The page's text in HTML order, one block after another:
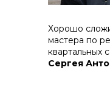
Хорошо
мастера по
квартальных
Сергея